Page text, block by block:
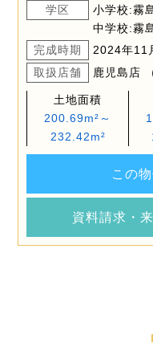
学区
小学校:霧
中学校:霧
完成時期
2024年11
取扱店舗
鹿児島店
土地面積
200.69m²～
232.42m²
この
資料請求・